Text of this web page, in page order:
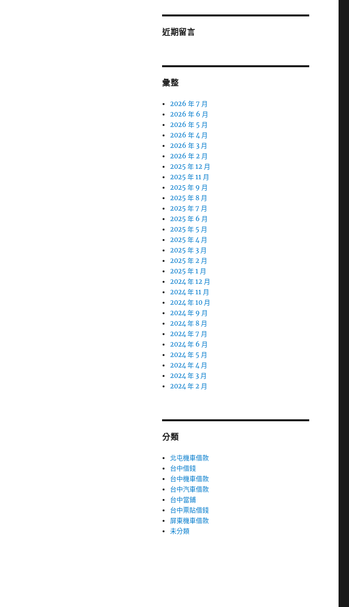
近期留言
彙整
2026 年 7 月
2026 年 6 月
2026 年 5 月
2026 年 4 月
2026 年 3 月
2026 年 2 月
2025 年 12 月
2025 年 11 月
2025 年 9 月
2025 年 8 月
2025 年 7 月
2025 年 6 月
2025 年 5 月
2025 年 4 月
2025 年 3 月
2025 年 2 月
2025 年 1 月
2024 年 12 月
2024 年 11 月
2024 年 10 月
2024 年 9 月
2024 年 8 月
2024 年 7 月
2024 年 6 月
2024 年 5 月
2024 年 4 月
2024 年 3 月
2024 年 2 月
分類
北屯機車借款
台中借錢
台中機車借款
台中汽車借款
台中當鋪
台中票貼借錢
屏東機車借款
未分類